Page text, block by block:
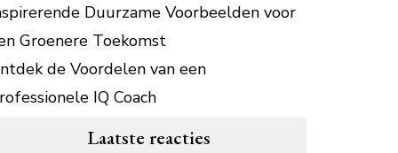
Duurzame Voorbeelden voor
Groenere Toekomst
de Voordelen van een
IQ Coach
Laatste reacties